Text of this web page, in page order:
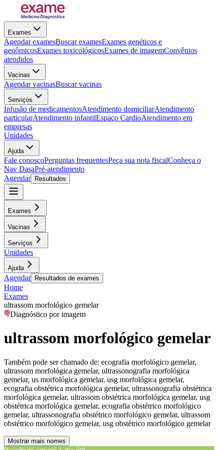
Exames
Agendar examesBuscar examesExames genéticos e
genômicosExames toxicológicosExames de imagemConvênios
atendidos
Vacinas
Agendar vacinasBuscar vacinas
Serviços
Infusão de medicamentosAtendimento domiciliarAtendimento
particularAtendimento infantilEspaço CardioAtendimento em
empresas
Unidades
Ajuda
Fale conoscoPerguntas frequentesPeça sua nota fiscalConheça o
Nav DasaPré-atendimento
Agendar
Resultados
Exames
Vacinas
Serviços
Unidades
Ajuda
Agendar Resultados de exames
Home
Exames
ultrassom morfológico gemelar
Diagnóstico por imagem
ultrassom morfológico gemelar
Também pode ser chamado de: ecografia morfológico gemelar,
ultrassom morfológica gemelar, ultrassonografia morfológica
gemelar, us morfológica gemelar, usg morfológica gemelar,
ecografia obstétrica morfológica gemelar, ultrassonografia obstétrica
morfológica gemelar, ultrassom obstétrica morfológica gemelar, usg
obstétrica morfológica gemelar, ecografia obstétrico morfológico
gemelar, ultrassonografia obstétrico morfológico gemelar, ultrassom
obstétrico morfológico gemelar, usg obstétrico morfológico gemelar
Mostrar mais nomes